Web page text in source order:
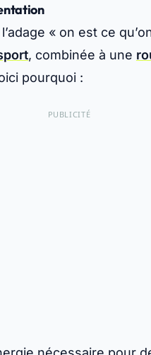
l’adage « on est ce
, combinée à une
pourquoi :
PUBLICITÉ